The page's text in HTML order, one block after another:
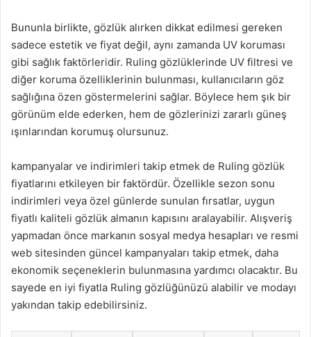
Bununla birlikte, gözlük alırken dikkat edilmesi gereken
sadece estetik ve fiyat değil, aynı zamanda UV koruması
gibi sağlık faktörleridir. Ruling gözlüklerinde UV filtresi ve
diğer koruma özelliklerinin bulunması, kullanıcıların göz
sağlığına özen göstermelerini sağlar. Böylece hem şık bir
görünüm elde ederken, hem de gözlerinizi zararlı güneş
ışınlarından korumuş olursunuz.
kampanyalar ve indirimleri takip etmek de Ruling gözlük
fiyatlarını etkileyen bir faktördür. Özellikle sezon sonu
indirimleri veya özel günlerde sunulan fırsatlar, uygun
fiyatlı kaliteli gözlük almanın kapısını aralayabilir. Alışveriş
yapmadan önce markanın sosyal medya hesapları ve resmi
web sitesinden güncel kampanyaları takip etmek, daha
ekonomik seçeneklerin bulunmasına yardımcı olacaktır. Bu
sayede en iyi fiyatla Ruling gözlüğünüzü alabilir ve modayı
yakından takip edebilirsiniz.